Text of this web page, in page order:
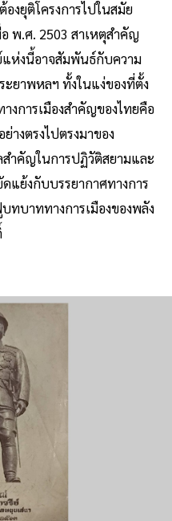
งยุติโครงการไปในสมัย
พ.ศ. 2503 สาเหตุสำคัญ
แห่งนี้อาจสัมพันธ์กับความ
ะยาพหลฯ ทั้งในแง่ของที่ตั้ง
งการเมืองสำคัญของไทยคือ
างตรงไปตรงมาของ
สำคัญในการปฏิวัติสยามและ
แย้งกับบรรยากาศทางการ
ทบาททางการเมืองของพลัง